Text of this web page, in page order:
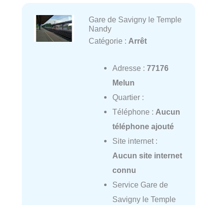
Gare de Savigny le Temple
Nandy
Catégorie : Arrêt
Adresse : 77176
Melun
Quartier :
Téléphone : Aucun
téléphone ajouté
Site internet :
Aucun site internet
connu
Service Gare de
Savigny le Temple